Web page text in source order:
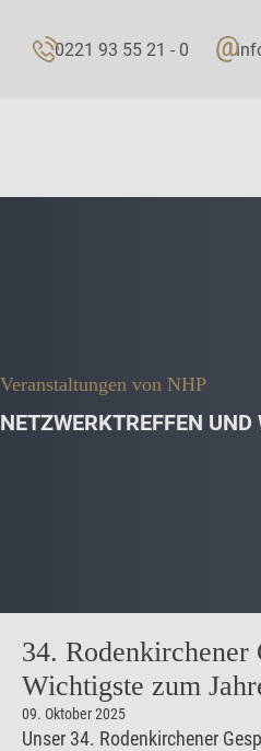
0221 93 55 21 - 0
Veranstaltungen von NHP
NETZWERKTREFFEN UND
34. Rodenkirchener
Wichtigste zum
09. Oktober 2025
Unser 34. Rodenkirchener